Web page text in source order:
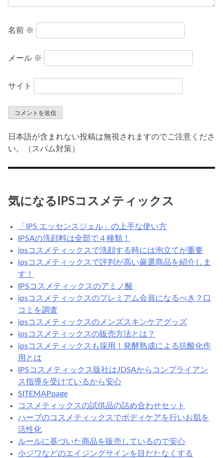
名前 ※
メール ※
サイト
日本語が含まれない投稿は無視されますのでご注意くださ
い。（スパム対策）
気になるIPSコスメティックス
「IPS エッセンスジェル」の上手な使い方
IPSAの洗顔料は全部で４種類！
ipsコスメティックスで洗顔する時には泡立てが重要
ipsコスメティックスで評判が高い厳選商品を紹介しま
す！
IPSコスメティックスのアミノ酸
ipsコスメティックスのプレミアム会員になるべき？口
コミを調査
ipsコスメティックスのメンズスキンケアグッズ
ipsコスメティックスの販売方法とは？
ipsコスメティックスも採用！発酵熟成による抗酸化作
用とは
IPSコスメティックス販社はJDSAからコンプライアン
ス指導を受けているから安心
SITEMAPpage
コスメティックスの試供品の詰め合わせセット
ハーブのコスメティックスでボディケアを行いお肌を
活性化
ルールに基づいた商品を販売しているので安心
小ジワなどのエイジングサインを目だたなくする